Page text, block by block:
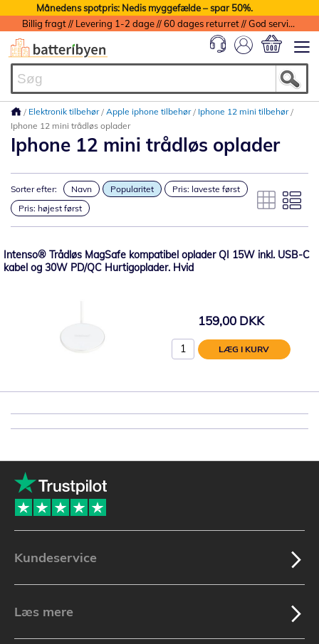
Månedens spotpris: Nedis myggefælde – spar 50%.
Billig fragt // Levering 1-2 dage // 60 dages returret // God service med garanti
Elektronik tilbehør Apple iphone tilbehør
Iphone 12 mini tilbehør
Iphone 12 mini trådløs oplader
Iphone 12 mini trådløs oplader
Sorter efter: Navn Popularitet
Pris: laveste først
Pris: højest først
Intenso® Trådløs MagSafe kompatibel oplader QI 15W inkl. USB-C
kabel og 30W PD/QC Hurtigoplader. Hvid
159,00 DKK
LÆG I KURV
Kundeservice
Læs mere